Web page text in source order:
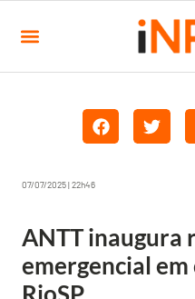
07/07/2025 | 22h46
ANTT inaugura
emergencial em